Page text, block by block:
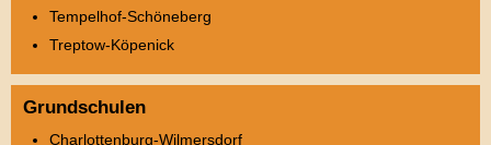
Tempelhof-Schöneberg
Treptow-Köpenick
Grundschulen
Charlottenburg-Wilmersdorf